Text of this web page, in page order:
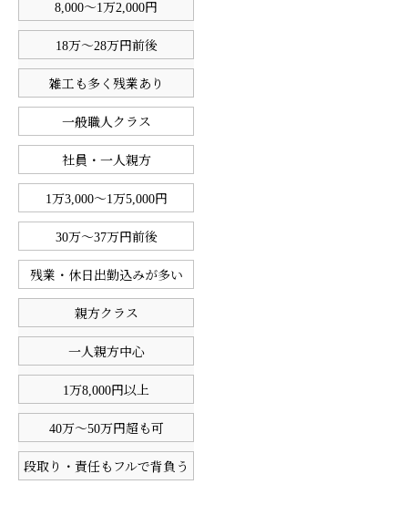
8,000〜1万2,000円
18万〜28万円前後
雑工も多く残業あり
一般職人クラス
社員・一人親方
1万3,000〜1万5,000円
30万〜37万円前後
残業・休日出勤込みが多い
親方クラス
一人親方中心
1万8,000円以上
40万〜50万円超も可
段取り・責任もフルで背負う